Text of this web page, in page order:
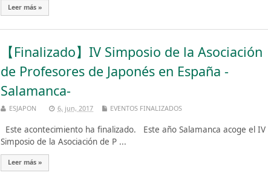
Leer más »
【Finalizado】IV Simposio de la Asociación
de Profesores de Japonés en España -
Salamanca-
ESJAPON 6, jun, 2017 EVENTOS FINALIZADOS
Este acontecimiento ha finalizado. Este año Salamanca acoge el IV
Simposio de la Asociación de P ...
Leer más »